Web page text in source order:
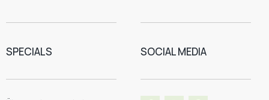
SPECIALS SOCIAL MEDIA